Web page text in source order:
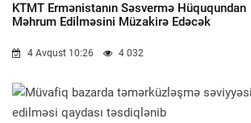
KTMT Ermənistanın Səsvermə Hüququndan
Məhrum Edilməsini Müzakirə Edəcək
4 Avqust 10:26 4 032